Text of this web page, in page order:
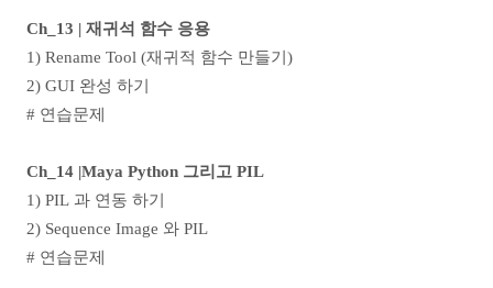
Ch_13 | 재귀석 함수 응용
1) Rename Tool (재귀적 함수 만들기 )
2) GUI 완성 하기
# 연습문제
Ch_14 |Maya Python 그리고 PIL
1) PIL 과 연동 하기
2) Sequence Image 와 PIL
# 연습문제